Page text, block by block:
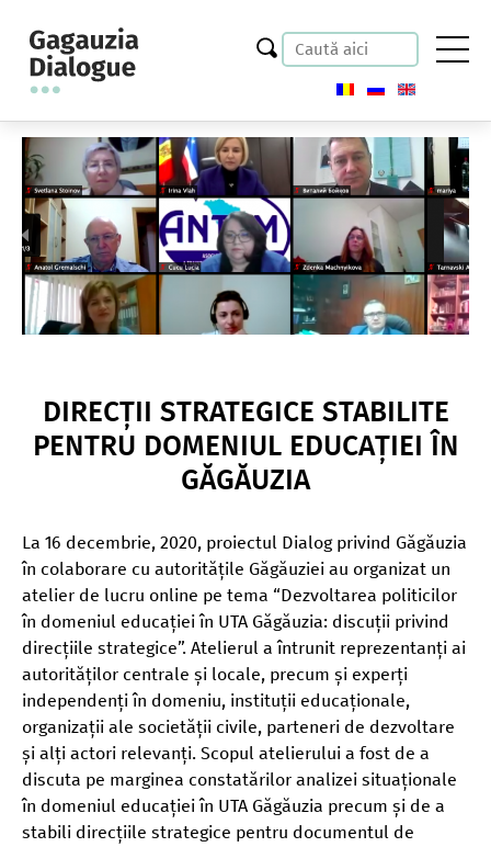
DIRECȚII STRATEGICE STABILITE
PENTRU DOMENIUL EDUCAȚIEI ÎN
GĂGĂUZIA
La 16 decembrie, 2020, proiectul Dialog privind Găgăuzia
în colaborare cu autoritățile Găgăuziei au organizat un
atelier de lucru online pe tema “Dezvoltarea politicilor
în domeniul educației în UTA Găgăuzia: discuții privind
direcțiile strategice”. Atelierul a întrunit reprezentanți ai
autorităților centrale și locale, precum și experți
independenți în domeniu, instituții educaționale,
organizații ale societății civile, parteneri de dezvoltare
și alți actori relevanți. Scopul atelierului a fost de a
discuta pe marginea constatărilor analizei situaționale
în domeniul educației în UTA Găgăuzia precum și de a
stabili direcțiile strategice pentru documentul de